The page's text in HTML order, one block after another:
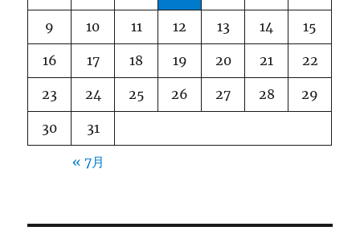
9 10 11 12 13 14 15
16 17 18 19 20 21 22
23 24 25 26 27 28 29
30 31
« 7月